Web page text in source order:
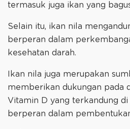
termasuk juga ikan yang
Selain itu, ikan nila
berperan dalam
kesehatan darah.
Ikan nila juga merupakan
memberikan dukungan pada
Vitamin D yang terkandung di
berperan dalam